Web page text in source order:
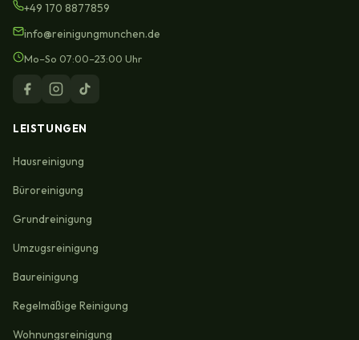
+49 170 8877859
info@reinigungmunchen.de
Mo–So 07:00–23:00 Uhr
LEISTUNGEN
Hausreinigung
Büroreinigung
Grundreinigung
Umzugsreinigung
Baureinigung
Regelmäßige Reinigung
Wohnungsreinigung